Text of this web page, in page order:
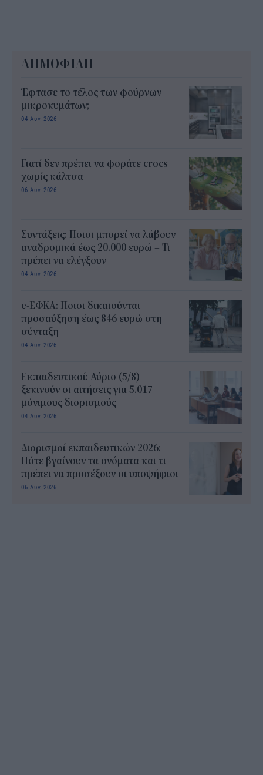
ΔΗΜΟΦΙΛΗ
Έφτασε το τέλος των φούρνων
μικροκυμάτων;
04 Αυγ 2026
Γιατί δεν πρέπει να φοράτε crocs
χωρίς κάλτσα
06 Αυγ 2026
Συντάξεις: Ποιοι μπορεί να λάβουν
αναδρομικά έως 20.000 ευρώ – Τι
πρέπει να ελέγξουν
04 Αυγ 2026
e-ΕΦΚΑ: Ποιοι δικαιούνται
προσαύξηση έως 846 ευρώ στη
σύνταξη
04 Αυγ 2026
Εκπαιδευτικοί: Αύριο (5/8)
ξεκινούν οι αιτήσεις για 5.017
μόνιμους διορισμούς
04 Αυγ 2026
Διορισμοί εκπαιδευτικών 2026:
Πότε βγαίνουν τα ονόματα και τι
πρέπει να προσέξουν οι υποψήφιοι
06 Αυγ 2026